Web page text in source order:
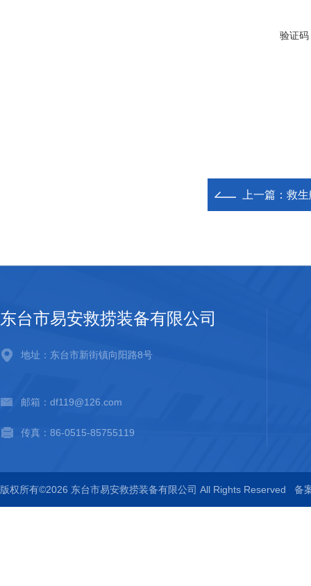
验证码
上一篇： 救
东台市易安救捞装备有限公司
地址：东台市新街镇向阳路8号
邮箱：df119@126.com
传真：86-0515-85755119
版权所有©2026 东台市易安救捞装备有限公司 All Rights Reserved 备